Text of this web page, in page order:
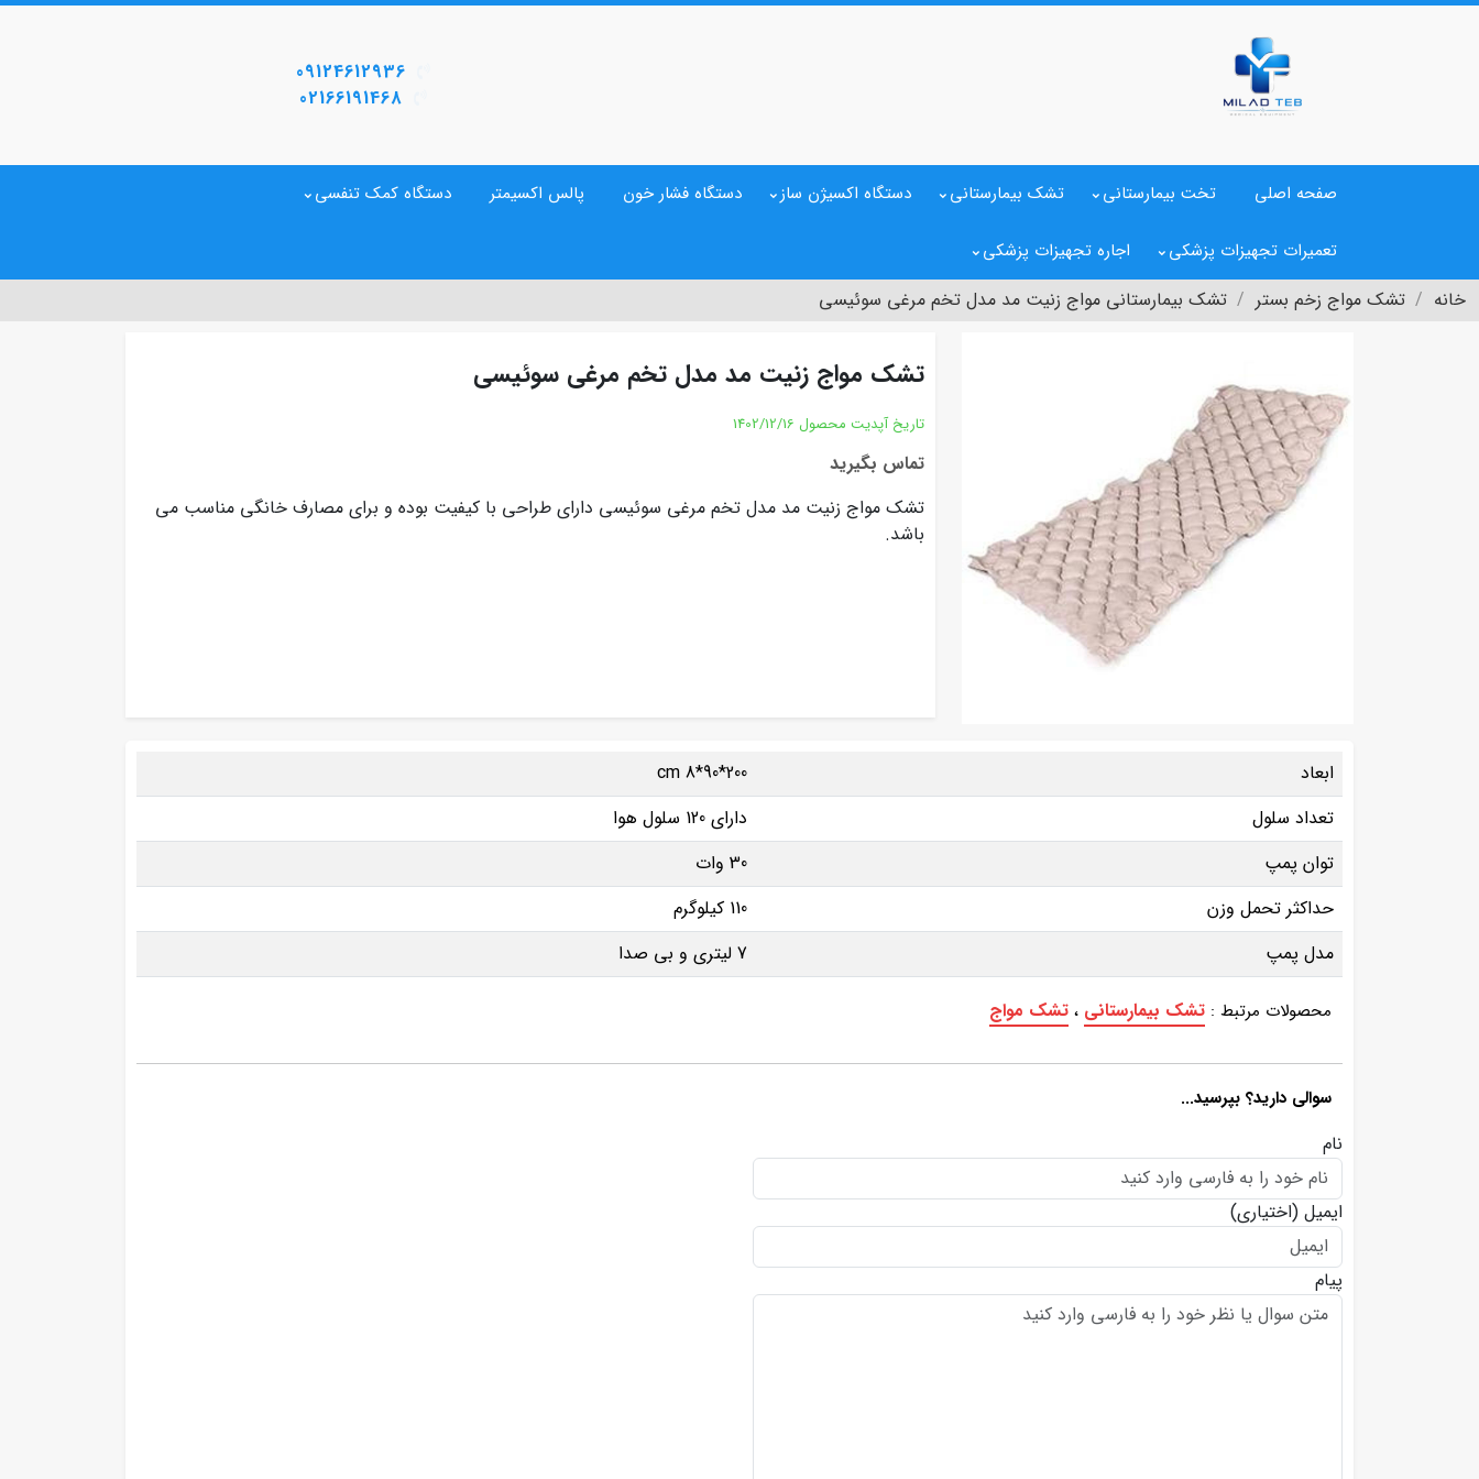
09124612936
02166191468
صفحه اصلی تخت بیمارستانی تشک بیمارستانی دستگاه اکسیژن ساز دستگاه فشار خون پالس اکسیمتر دستگاه کمک تنفسی
تعمیرات تجهیزات پزشکی اجاره تجهیزات پزشکی
خانه تشک مواج زخم بستر تشک بیمارستانی مواج زنیت مد مدل تخم مرغی سوئیسی
تشک مواج زنیت مد مدل تخم مرغی سوئیسی
تاریخ آپدیت محصول 1402/12/16
تماس بگیرید
تشک مواج زنیت مد مدل تخم مرغی سوئیسی دارای طراحی با کیفیت بوده و برای مصارف خانگی مناسب می
باشد.
ابعاد
cm 8*90*200
تعداد سلول
دارای 120 سلول هوا
توان پمپ
30 وات
حداکثر تحمل وزن
110 کیلوگرم
مدل پمپ
7 لیتری و بی صدا
محصولات مرتبط : تشک بیمارستانی ، تشک مواج
سوالی دارید؟ بپرسید...
نام
ایمیل (اختیاری)
پیام